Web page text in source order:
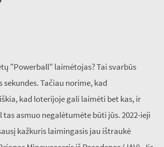
"Powerball" laimėtojas? Tai svarbūs
Tačiau norime, kad
kad loterijoje gali laimėti bet kas, ir
asmuo negalėtumėte būti jūs. 2022-ieji
kažkuris laimingasis jau ištraukė